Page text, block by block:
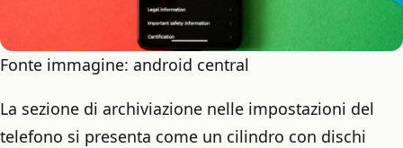
Fonte immagine: android central
La sezione di archiviazione nelle impostazioni del
telefono si presenta come un cilindro con dischi